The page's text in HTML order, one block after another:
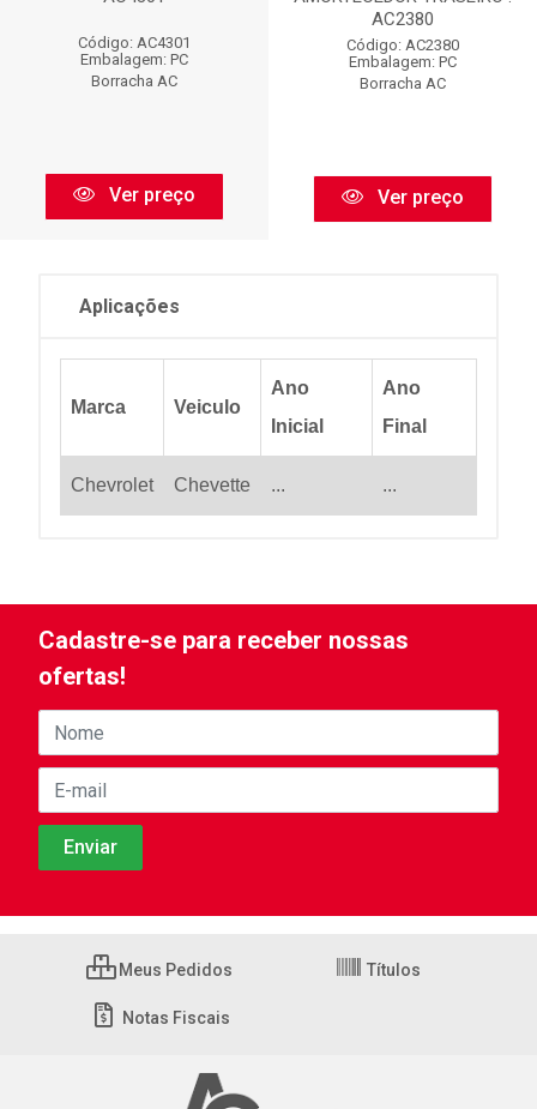
Código: AC4301
Embalagem: PC
Borracha AC
Ver preço
AC2380
Código: AC2380
Embalagem: PC
Borracha AC
Ver preço
Aplicações
Marca Veiculo
Ano
Inicial
Ano
Final
Chevrolet Chevette ... ...
Cadastre-se para receber nossas
ofertas!
Meus Pedidos Títulos
Notas Fiscais